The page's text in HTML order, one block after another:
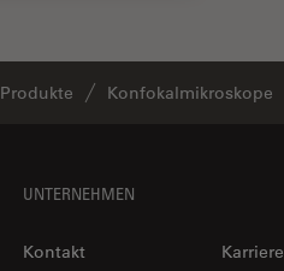
Produkte Konfokalmikroskope
UNTERNEHMEN
Kontakt
Karriere